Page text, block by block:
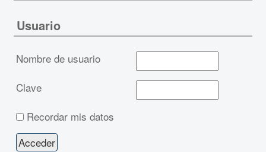
Usuario
Nombre de usuario
Clave
Recordar mis datos